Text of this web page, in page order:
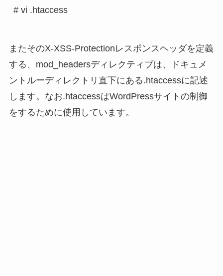
# vi .htaccess
またそのX-XSS-Protectionレスポンスヘッダを定義
する、mod_headersディレクティブは、ドキュメ
ントルーディレクトリ直下にある.htaccessに記述
します。なお.htaccessはWordPressサイトの制御
をするために使用しています。